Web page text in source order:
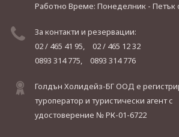
Работно Време: Понеделник - Петък
За контакти и резервации:
02 / 465 41 95,
02 / 465 12 32
0893 314 775,
0893 314 776
Голдън Холидейз-БГ ООД е
туроператор и туристически агент с
удостоверение № РК-01-6722